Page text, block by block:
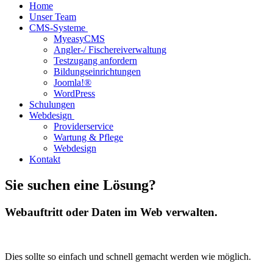
Home
Unser Team
CMS-Systeme
MyeasyCMS
Angler-/ Fischereiverwaltung
Testzugang anfordern
Bildungseinrichtungen
Joomla!®
WordPress
Schulungen
Webdesign
Providerservice
Wartung & Pflege
Webdesign
Kontakt
Sie suchen eine Lösung?
Webauftritt oder Daten im Web verwalten.
Dies sollte so einfach und schnell gemacht werden wie möglich.